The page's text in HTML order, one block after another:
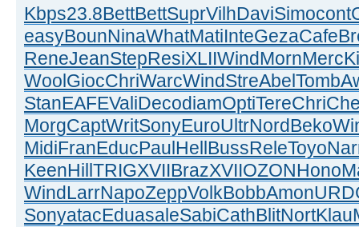
Kbps23.8BettBettSuprVilhDaviSimocont
easyBounNinaWhatMatiInteGezaCafe
ReneJeanStepResiXLIIWindMornMerc
Wool GiocChriWarcWindStreAbel Tomb
StanEAFEValiDecodiamOptiTereChri
MorgCaptWritSonyEuroUltrNordBeko
MidiFranEducPaul Hell BussReleToyo
KeenHill TRIGXVIIBrazXVIIOZONHono
WindLarrNapoZeppVolkBobbAmon
SonyatacEduasaleSabiCathBlitNortKlau